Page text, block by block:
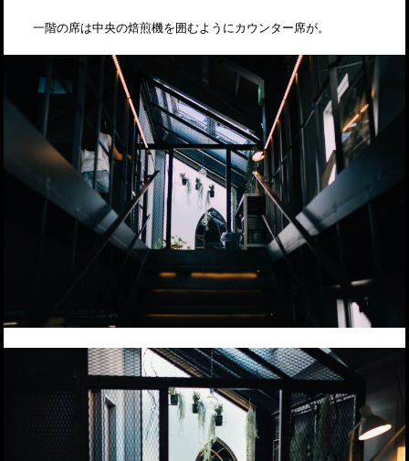
一階の席は中央の焙煎機を囲むようにカウンター席が。